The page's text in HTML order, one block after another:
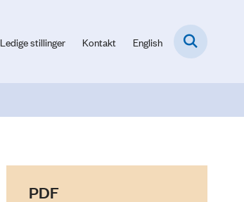
Ledige stillinger Kontakt English
PDF